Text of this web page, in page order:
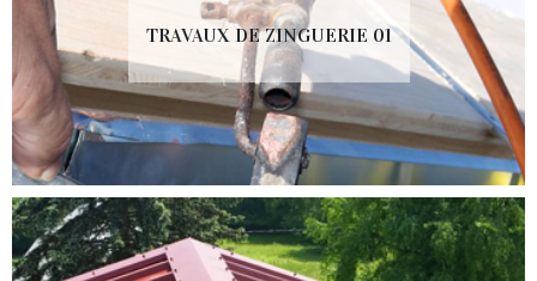
TRAVAUX DE ZINGUERIE 01